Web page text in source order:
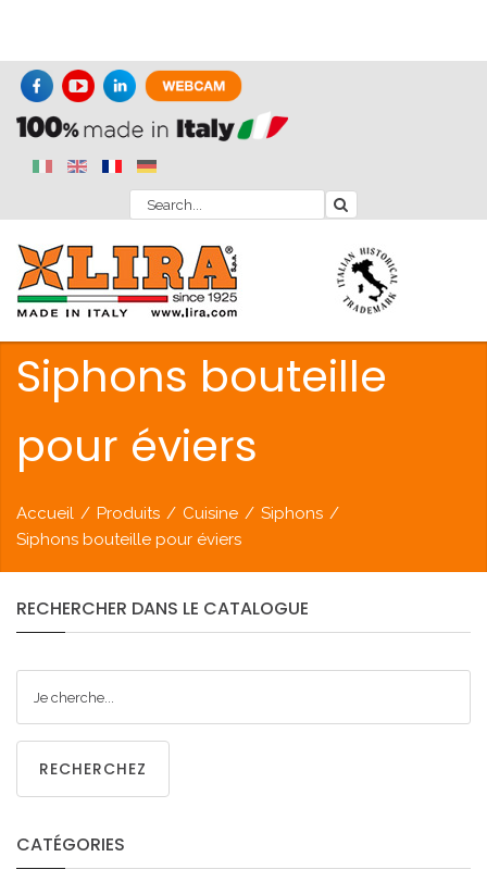
Siphons bouteille
pour éviers
Accueil / Produits / Cuisine / Siphons /
Siphons bouteille pour éviers
RECHERCHER DANS LE CATALOGUE
RECHERCHEZ
CATÉGORIES